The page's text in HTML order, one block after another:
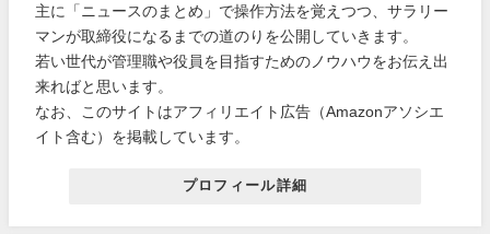
主に「ニュースのまとめ」で操作方法を覚えつつ、サラリー
マンが取締役になるまでの道のりを公開していきます。
若い世代が管理職や役員を目指すためのノウハウをお伝え出
来ればと思います。
なお、このサイトはアフィリエイト広告（Amazonアソシエ
イト含む）を掲載しています。
プロフィール詳細